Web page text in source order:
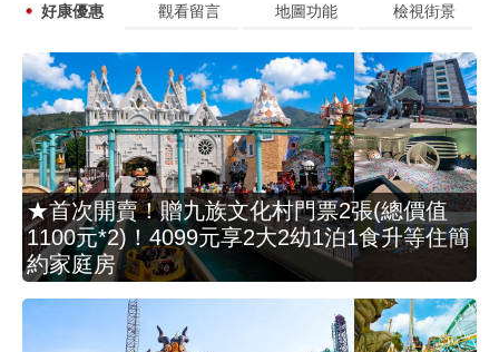
好康優惠 觀看留言 地圖功能 檢視街景
★首次開賣！贈九族文化村門票2張(總價值
1100元*2)！4099元享2大2幼1泊1食升等住簡
約家庭房